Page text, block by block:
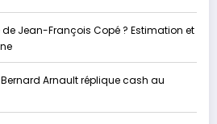
de Jean-François Copé ? Estimation et
Bernard Arnault réplique cash au